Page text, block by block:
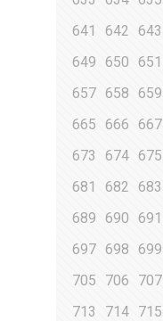
641
642 643
649
650 651
657 658 659
665
666 667
673
674 675
681
682 683
689
690 691
697 698 699
705
706 707
713
714 715